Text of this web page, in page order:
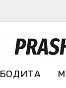
БОДИТА